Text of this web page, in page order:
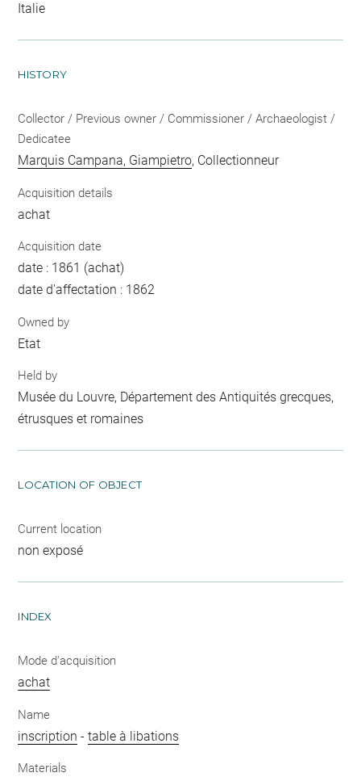
Italie
HISTORY
Collector / Previous owner / Commissioner / Archaeologist /
Dedicatee
Marquis Campana, Giampietro, Collectionneur
Acquisition details
achat
Acquisition date
date : 1861 (achat)
date d'affectation : 1862
Owned by
Etat
Held by
Musée du Louvre, Département des Antiquités grecques,
étrusques et romaines
LOCATION OF OBJECT
Current location
non exposé
INDEX
Mode d'acquisition
achat
Name
inscription -table à libations
Materials